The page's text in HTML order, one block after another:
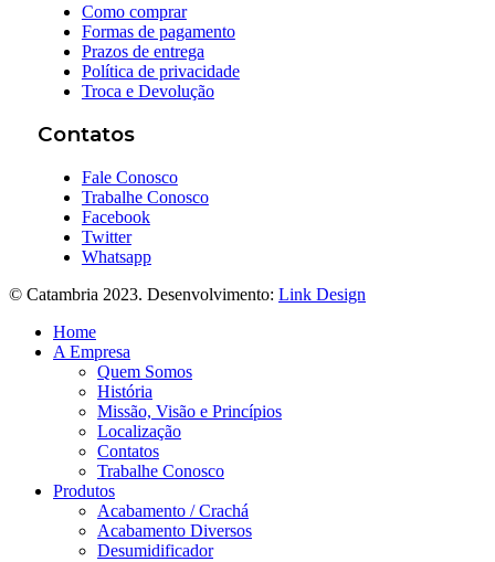
Como comprar
Formas de pagamento
Prazos de entrega
Política de privacidade
Troca e Devolução
Contatos
Fale Conosco
Trabalhe Conosco
Facebook
Twitter
Whatsapp
© Catambria 2023. Desenvolvimento: Link Design
Home
A Empresa
Quem Somos
História
Missão, Visão e Princípios
Localização
Contatos
Trabalhe Conosco
Produtos
Acabamento / Crachá
Acabamento Diversos
Desumidificador